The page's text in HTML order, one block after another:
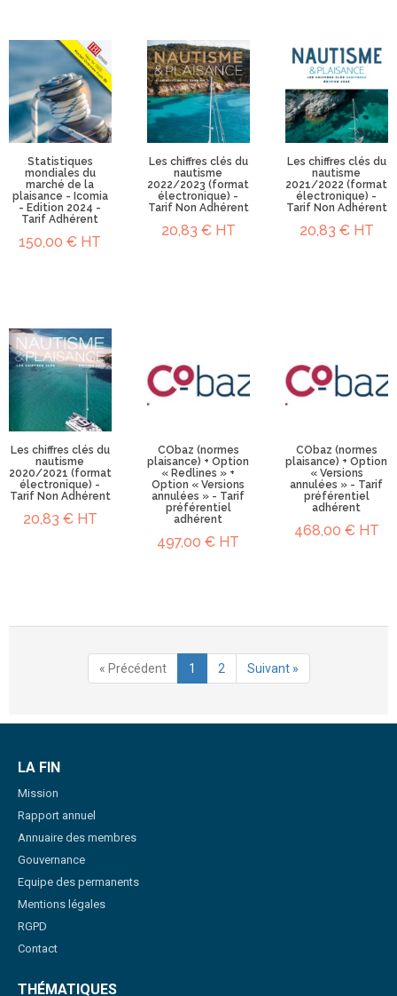
Statistiques
mondiales du
marché de la
plaisance - Icomia
- Edition 2024 -
Tarif Adhérent
150,00 € HT
Les chiffres clés du
nautisme
2022/2023 (format
électronique) -
Tarif Non Adhérent
20,83 € HT
Les chiffres clés du
nautisme
2021/2022 (format
électronique) -
Tarif Non Adhérent
20,83 € HT
Les chiffres clés du
nautisme
2020/2021 (format
électronique) -
Tarif Non Adhérent
20,83 € HT
CObaz (normes
plaisance) + Option
« Redlines » +
Option « Versions
annulées » - Tarif
préférentiel
adhérent
497,00 € HT
CObaz (normes
plaisance) + Option
« Versions
annulées » - Tarif
préférentiel
adhérent
468,00 € HT
« Précédent 1 2 Suivant »
LA FIN
Mission
Rapport annuel
Annuaire des membres
Gouvernance
Equipe des permanents
Mentions légales
RGPD
Contact
THÉMATIQUES